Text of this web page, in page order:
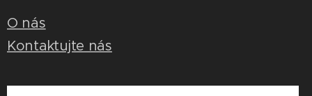
O nás
Kontaktujte nás